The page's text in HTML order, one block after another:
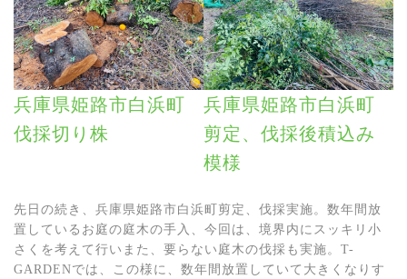
兵庫県姫路市白浜町
伐採切り株
兵庫県姫路市白浜町
剪定、伐採後積込み
模様
先日の続き、兵庫県姫路市白浜町剪定、伐採実施。数年間放
置しているお庭の庭木の手入、今回は、境界内にスッキリ小
さくを考えて行いまた、要らない庭木の伐採も実施。T-
GARDENでは、この様に、数年間放置していて大きくなりす